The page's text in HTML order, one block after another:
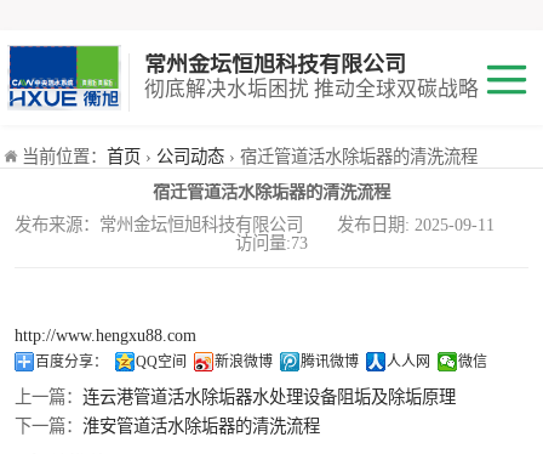
常州金坛恒旭科技有限公司
彻底解决水垢困扰 推动全球双碳战略
当前位置： 首页 › 公司动态 › 宿迁管道活水除垢器的清洗流程
宿迁管道活水除垢器的清洗流程
发布来源：常州金坛恒旭科技有限公司 发布日期: 2025-09-11
访问量:73
http://www.hengxu88.com
百度分享： QQ空间 新浪微博 腾讯微博 人人网 微信
上一篇： 连云港管道活水除垢器水处理设备阻垢及除垢原理
下一篇： 淮安管道活水除垢器的清洗流程
*活水器
铜基触媒防垢器